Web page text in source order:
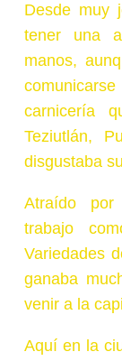
Desde muy
tener una
manos,
carnicería
Teziutlán,
disgustaba
Atraído por
trabajo
Variedades
ganaba
venir a la
Aquí en la